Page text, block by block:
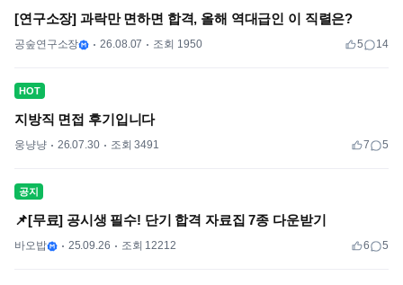
[연구소장] 과락만 면하면 합격, 올해 역대급인 이 직렬은?
공숲연구소장 26.08.07 조회 1950 5 14
HOT
지방직 면접 후기입니다
웅냥냥 26.07.30 조회 3491 7 5
공지
📌[무료] 공시생 필수! 단기 합격 자료집 7종 다운받기
바오밥 25.09.26 조회 12212 6 5